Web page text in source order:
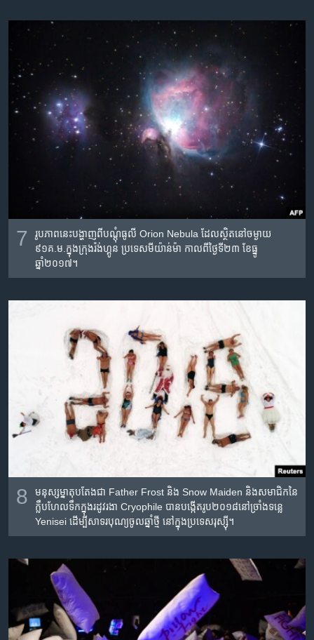
7
រូបភាព​នេះ​បង្ហាញ​ពី​បណ្តុំ​ធូលី Orion Nebula ដែល​ស្ថិត​នៅ​ចម្ងាយ​
៩១គ.ម.​ក្នុង​ក្រុង​រ៉ង់ហ្គូន ប្រទេស​មីយ៉ាន់ម៉ា កាលពី​ថ្ងៃទី២៣ ខែធ្នូ
ឆ្នាំ២០១៧។
8
មនុស្ស​ម្នា​តុបតែង​ជា Father Frost និង ​Snow Maiden និង​សមាជិក​នៃ​
ក្លឹប​ហែល​ទឹក​ក្នុង​រដូវ​រងា Cryophile បាន​បង្កើត​រូប​២០១៨​នៅ​ច្រាំង​ទន្លេ
Yenisei ដើម្បី​សាទរ​បុណ្យ​ចូលឆ្នាំ​ថ្មី នៅ​ក្នុង​ប្រទេស​រុស្ស៊ី។